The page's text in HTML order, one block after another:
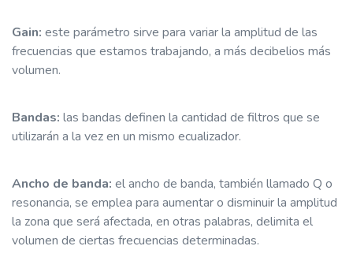
Gain: este parámetro sirve para variar la amplitud de las
frecuencias que estamos trabajando, a más decibelios más
volumen.
Bandas: las bandas definen la cantidad de filtros que se
utilizarán a la vez en un mismo ecualizador.
Ancho de banda: el ancho de banda, también llamado Q o
resonancia, se emplea para aumentar o disminuir la amplitud
la zona que será afectada, en otras palabras, delimita el
volumen de ciertas frecuencias determinadas.